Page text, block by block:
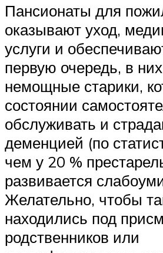
Пансионаты для
оказывают уход,
услуги и
первую очередь, в
немощные старики,
состоянии
обслуживать и
деменцией (по
чем у 20 %
развивается
Желательно, чтобы
находились под
родственников или